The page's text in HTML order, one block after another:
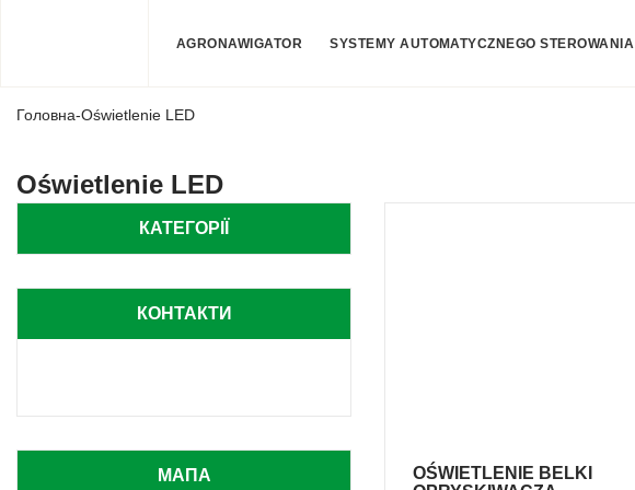
AGRONAWIGATOR SYSTEMY AUTOMATYCZNEGO STEROWANIA
Головна-Oświetlenie LED
Oświetlenie LED
КАТЕГОРІЇ
КОНТАКТИ
МАПА
OŚWIETLENIE BELKI